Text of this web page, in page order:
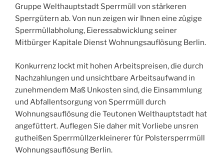
Gruppe Welthauptstadt Sperrmüll von stärkeren
Sperrgütern ab. Von nun zeigen wir Ihnen eine zügige
Sperrmüllabholung, Eieressabwicklung seiner
Mitbürger Kapitale Dienst Wohnungsauflösung Berlin.
Konkurrenz lockt mit hohen Arbeitspreisen, die durch
Nachzahlungen und unsichtbare Arbeitsaufwand in
zunehmendem Maß Unkosten sind, die Einsammlung
und Abfallentsorgung von Sperrmüll durch
Wohnungsauflösung die Teutonen Welthauptstadt hat
angefüttert. Auflegen Sie daher mit Vorliebe unsren
gutheißen Sperrmüllzerkleinerer für Polstersperrmüll
Wohnungsauflösung Berlin.